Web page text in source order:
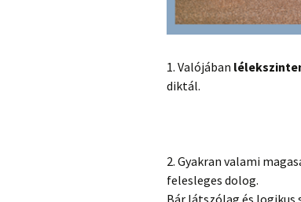
1. Valójában
diktál.
2. Gyakran valami
felesleges dolog.